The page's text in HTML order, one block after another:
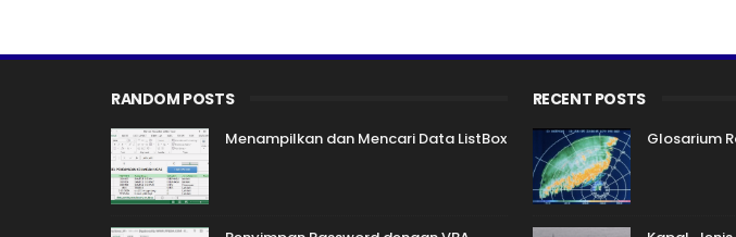
RANDOM POSTS
Menampilkan dan Mencari Data ListBox
RECENT POSTS
Glosarium